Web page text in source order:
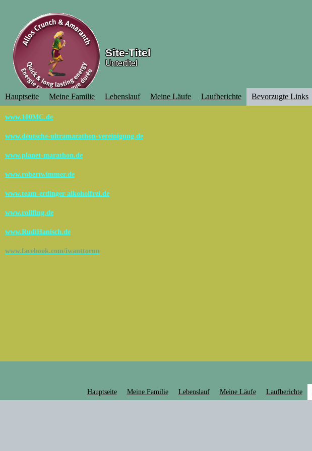
Site-Titel
Untertitel
Hauptseite Meine Familie Lebenslauf Meine Läufe Laufberichte Bevorzugte Links
www.100MC.de
www.deutsche-ultramarathon-vereinigung.de
www.planet-marathon.de
www.robertwimmer.de
www.team-erdinger-alkoholfrei.de
www.rollfing.de
www.RudiHanisch.de
www.facebook.com/iwanttorun
Hauptseite Meine Familie Lebenslauf Meine Läufe Laufberichte